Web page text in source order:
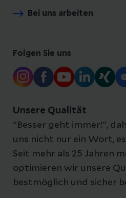
Bei uns arbeiten
Folgen Sie uns
Unsere Qualität
"Besser geht immer!",
uns nicht nur ein Wort,
Seit mehr als 25 Jahren
optimieren wir unsere
bestmöglich und sicher